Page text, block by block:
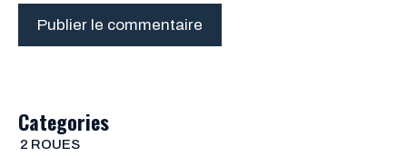
Categories
2 ROUES